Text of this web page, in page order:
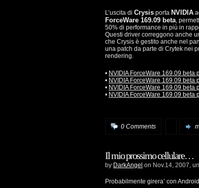
L’uscita di Crysis porta NVIDIA
ForceWare 169.09 beta ,
50% di performance in più in
Questi driver correggono anche
che Crysis è gestito anche nel
una patch da parte di Crytek nei
rendering.
• NVIDIA ForceWare 169.09 beta
• NVIDIA ForceWare 169.09 beta
• NVIDIA ForceWare 169.09 beta
• NVIDIA ForceWare 169.09 beta
0 Comments
Il mio prossimo cellulare…
by DarkAngel on Nov.14, 2007,
Probabilmente girera’ con